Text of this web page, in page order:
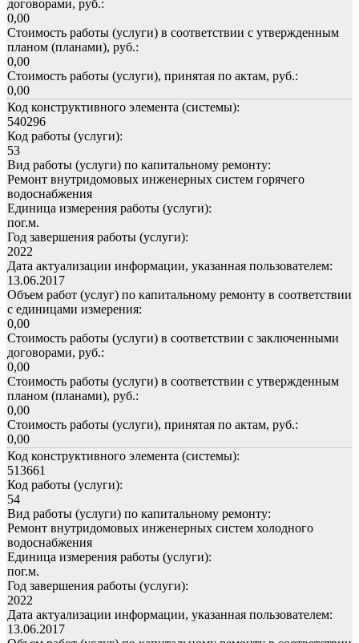
договорами, руб.:
0,00
Стоимость работы (услуги) в соответствии с утвержденным
планом (планами), руб.:
0,00
Стоимость работы (услуги), принятая по актам, руб.:
0,00
Код конструктивного элемента (системы):
540296
Код работы (услуги):
53
Вид работы (услуги) по капитальному ремонту:
Ремонт внутридомовых инженерных систем горячего
водоснабжения
Единица измерения работы (услуги):
пог.м.
Год завершения работы (услуги):
2022
Дата актуализации информации, указанная пользователем:
13.06.2017
Объем работ (услуг) по капитальному ремонту в соответствии
с единицами измерения:
0,00
Стоимость работы (услуги) в соответствии с заключенными
договорами, руб.:
0,00
Стоимость работы (услуги) в соответствии с утвержденным
планом (планами), руб.:
0,00
Стоимость работы (услуги), принятая по актам, руб.:
0,00
Код конструктивного элемента (системы):
513661
Код работы (услуги):
54
Вид работы (услуги) по капитальному ремонту:
Ремонт внутридомовых инженерных систем холодного
водоснабжения
Единица измерения работы (услуги):
пог.м.
Год завершения работы (услуги):
2022
Дата актуализации информации, указанная пользователем:
13.06.2017